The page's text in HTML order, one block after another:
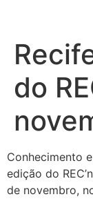
do
Conhecimento
edição do
de novembro,